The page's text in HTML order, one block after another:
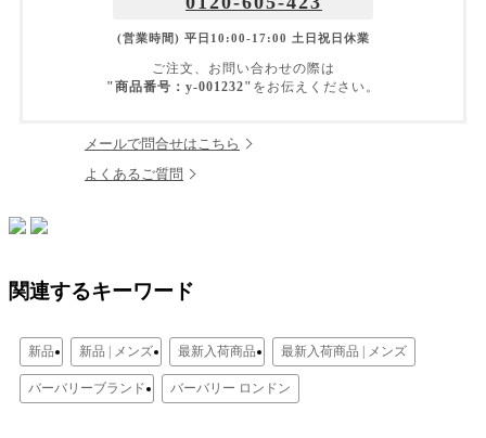
(営業時間) 平日10:00-17:00 土日祝日休業
ご注文、お問い合わせの際は
"商品番号：y-001232" をお伝えください。
メールで問合せはこちら
よくあるご質問
関連するキーワード
新品 新品 | メンズ 最新入荷商品 最新入荷商品 | メンズ
バーバリーブランド バーバリー ロンドン